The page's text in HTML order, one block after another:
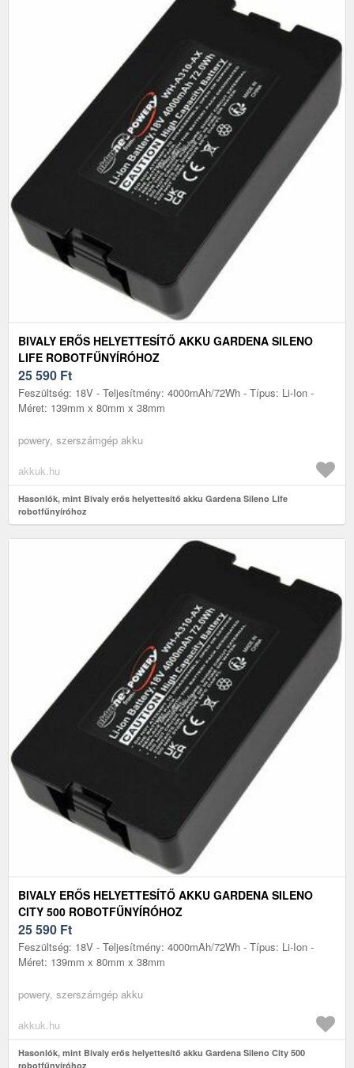
BIVALY ERŐS HELYETTESÍTŐ AKKU GARDENA SILENO
LIFE ROBOTFŰNYÍRÓHOZ
25 590 Ft
Feszültség: 18V - Teljesítmény: 4000mAh/72Wh - Típus: Li-Ion -
Méret: 139mm x 80mm x 38mm
powery, szerszámgép akku
akkuk.hu
Hasonlók, mint Bivaly erős helyettesítő akku Gardena Sileno Life
robotfűnyíróhoz
BIVALY ERŐS HELYETTESÍTŐ AKKU GARDENA SILENO
CITY 500 ROBOTFŰNYÍRÓHOZ
25 590 Ft
Feszültség: 18V - Teljesítmény: 4000mAh/72Wh - Típus: Li-Ion -
Méret: 139mm x 80mm x 38mm
powery, szerszámgép akku
akkuk.hu
Hasonlók, mint Bivaly erős helyettesítő akku Gardena Sileno City 500
robotfűnyíróhoz